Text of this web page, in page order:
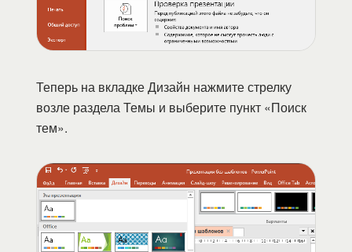
Теперь на вкладке Дизайн нажмите стрелку
возле раздела Темы и выберите пункт «Поиск
тем».